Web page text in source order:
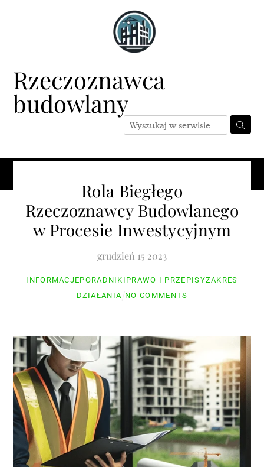
Rzeczoznawca
budowlany
Rola Biegłego
Rzeczoznawcy Budowlanego
w Procesie Inwestycyjnym
grudzień 15 2023
INFORMACJEPORADNIKI PRAWO I PRZEPISYZAKRES
DZIAŁANIA NO COMMENTS